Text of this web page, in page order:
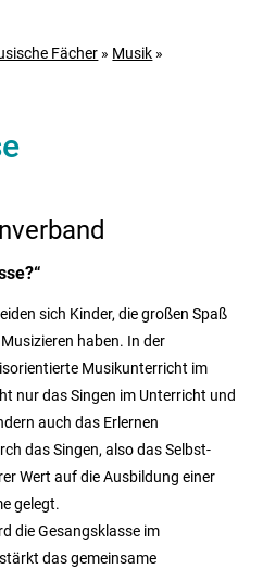
Fächer » Musik »
sich Kinder, die großen Spaß
haben. In der
Musikunterricht im
nur das Singen im Unterricht und
auch das Erlernen
das Singen, also das Selbst-
Wert auf die Ausbildung einer
gelegt.
die Gesangsklasse im
das gemeinsame